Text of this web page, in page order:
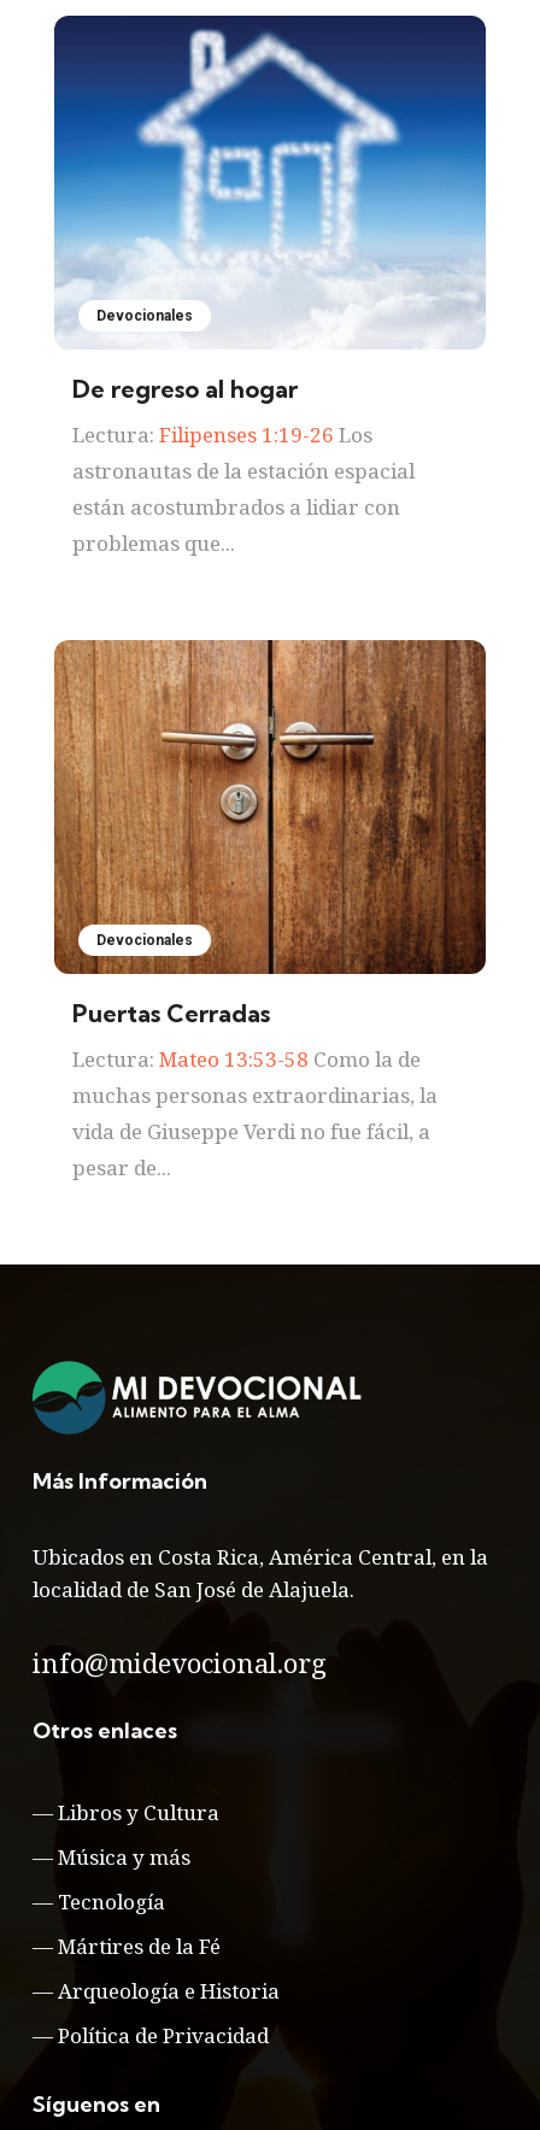
Devocionales
De regreso al hogar
Lectura: Filipenses 1:19-26 Los
astronautas de la estación espacial
están acostumbrados a lidiar con
problemas que...
Devocionales
Puertas Cerradas
Lectura: Mateo 13:53-58 Como la de
muchas personas extraordinarias, la
vida de Giuseppe Verdi no fue fácil, a
pesar de...
Más Información
Ubicados en Costa Rica, América Central, en la
localidad de San José de Alajuela.
info@midevocional.org
Otros enlaces
—Libros y Cultura
—Música y más
— Tecnología
—Mártires de la Fé
—Arqueología e Historia
—Política de Privacidad
Síguenos en